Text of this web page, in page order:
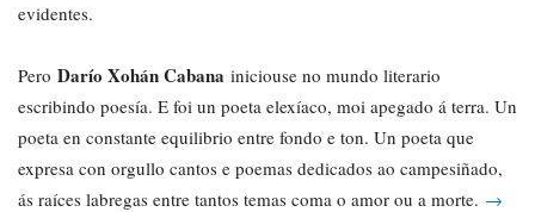
evidentes.
Pero Darío Xohán Cabana iniciouse no mundo literario
escribindo poesía. E foi un poeta elexíaco, moi apegado á terra. Un
poeta en constante equilibrio entre fondo e ton. Un poeta que
expresa con orgullo cantos e poemas dedicados ao campesiñado,
ás raíces labregas entre tantos temas coma o amor ou a morte. →